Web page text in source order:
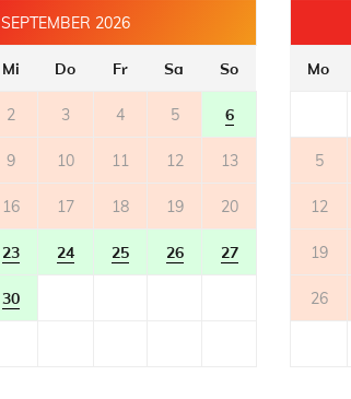
SEPTEMBER 2026
Mi Do Fr Sa So
2 3 4 5 6
9 10 11 12 13
16 17 18 19 20
23 24 25 26 27
30
Mo
5
12
19
26